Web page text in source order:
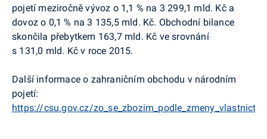
pojetí meziročně vývoz o 1,1 % na 3 299,1 mld. Kč a
dovoz o 0,1 % na 3 135,5 mld. Kč. Obchodní bilance
skončila přebytkem 163,7 mld. Kč ve srovnání
s 131,0 mld. Kč v roce 2015.
Další informace o zahraničním obchodu v národním
pojetí:
https://csu.gov.cz/